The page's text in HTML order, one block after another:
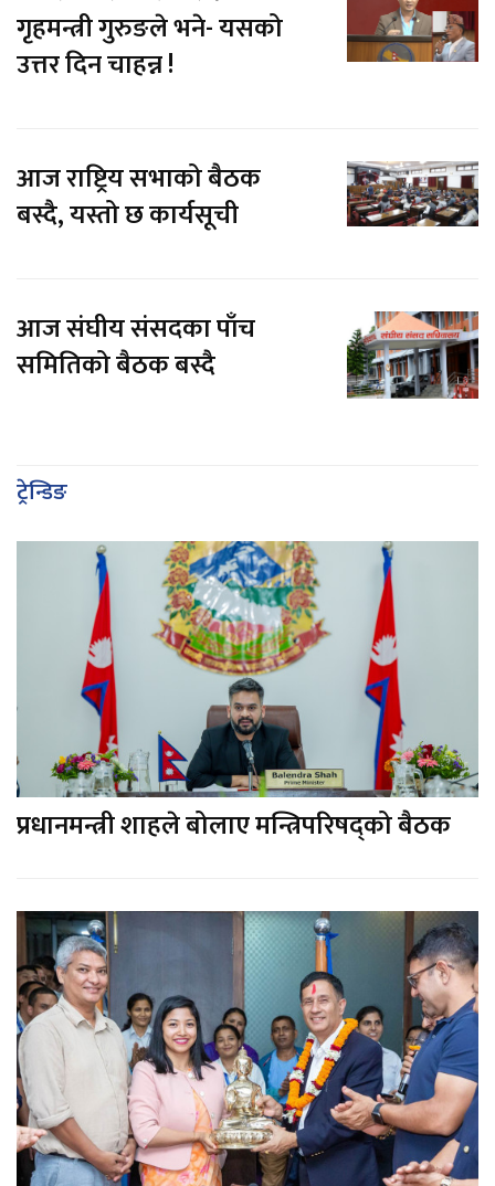
गृहमन्त्री गुरुङले भने- यसको
उत्तर दिन चाहन्न !
आज राष्ट्रिय सभाको बैठक
बस्दै, यस्तो छ कार्यसूची
आज संघीय संसदका पाँच
समितिको बैठक बस्दै
ट्रेन्डिङ
प्रधानमन्त्री शाहले बोलाए मन्त्रिपरिषद्को बैठक